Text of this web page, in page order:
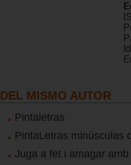
DEL MISMO AUTOR
Pintaletras
PintaLetras minúsculas
Juga a fet i amagar